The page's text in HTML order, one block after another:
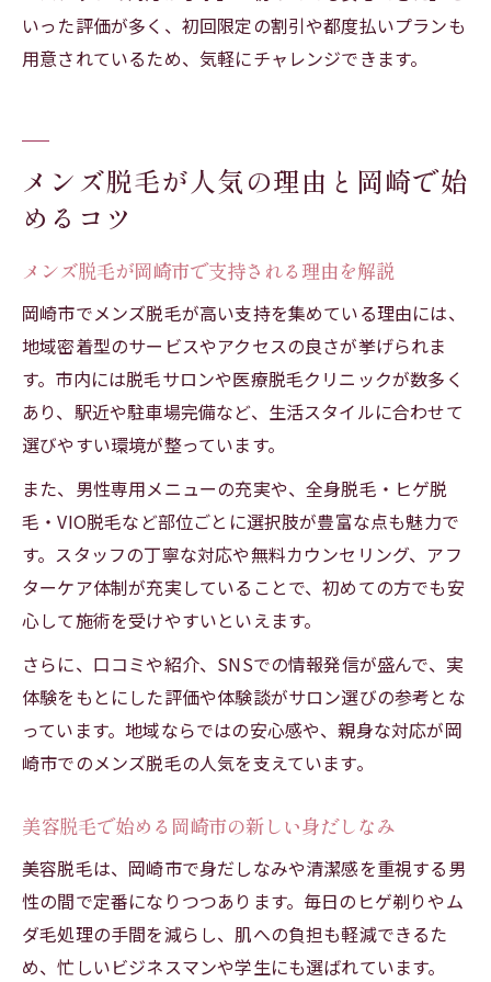
いった評価が多く、初回限定の割引や都度払いプランも
用意されているため、気軽にチャレンジできます。
メンズ脱毛が人気の理由と岡崎で始
めるコツ
メンズ脱毛が岡崎市で支持される理由を解説
岡崎市でメンズ脱毛が高い支持を集めている理由には、
地域密着型のサービスやアクセスの良さが挙げられま
す。市内には脱毛サロンや医療脱毛クリニックが数多く
あり、駅近や駐車場完備など、生活スタイルに合わせて
選びやすい環境が整っています。
また、男性専用メニューの充実や、全身脱毛・ヒゲ脱
毛・VIO脱毛など部位ごとに選択肢が豊富な点も魅力で
す。スタッフの丁寧な対応や無料カウンセリング、アフ
ターケア体制が充実していることで、初めての方でも安
心して施術を受けやすいといえます。
さらに、口コミや紹介、SNSでの情報発信が盛んで、実
体験をもとにした評価や体験談がサロン選びの参考とな
っています。地域ならではの安心感や、親身な対応が岡
崎市でのメンズ脱毛の人気を支えています。
美容脱毛で始める岡崎市の新しい身だしなみ
美容脱毛は、岡崎市で身だしなみや清潔感を重視する男
性の間で定番になりつつあります。毎日のヒゲ剃りやム
ダ毛処理の手間を減らし、肌への負担も軽減できるた
め、忙しいビジネスマンや学生にも選ばれています。